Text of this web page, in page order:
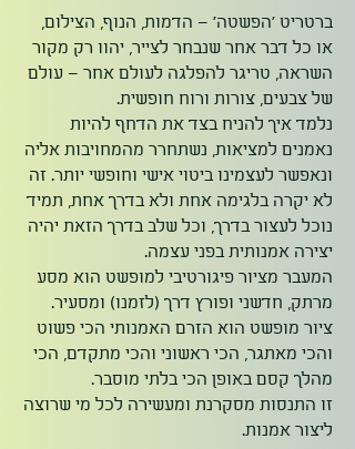
ברטריט 'הפשטה' – הדמות, הנוף, הצילום,
או כל דבר אחר שנבחר לצייר, יהוו רק מקור
השראה, טריגר להפלגה לעולם אחר – עולם
של צבעים, צורות ורוח חופשית.
נלמד איך להניח בצד את הדחף להיות
נאמנים למציאות, נשתחרר מהמחויבות אליה
ונאפשר לעצמינו ביטוי אישי וחופשי יותר. זה
לא יקרה בלגימה אחת ולא בדרך אחת, תמיד
נוכל לעצור בדרך, וכל שלב בדרך הזאת יהיה
יצירה אמנותית בפני עצמה.
המעבר מציור פיגורטיבי למופשט הוא מסע
מרתק, חדשני ופורץ דרך (לזמנו) ומסעיר.
ציור מופשט הוא הזרם האמנותי הכי פשוט
והכי מאתגר, הכי ראשוני והכי מתקדם, הכי
מהלך קסם באופן הכי בלתי מוסבר.
זו התנסות מסקרנת ומעשירה לכל מי שרוצה
ליצור אמנות.